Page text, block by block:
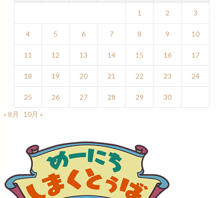
1 2 3
4 5 6 7 8 9 10
11 12 13 14 15 16 17
18 19 20 21 22 23 24
25 26 27 28 29
30
« 8月
10月 »